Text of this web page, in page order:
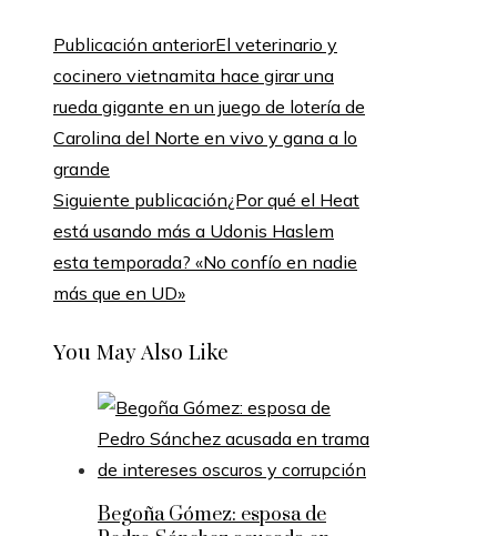
Publicación anteriorEl veterinario y
cocinero vietnamita hace girar una
rueda gigante en un juego de lotería de
Carolina del Norte en vivo y gana a lo
grande
Siguiente publicación¿Por qué el Heat
está usando más a Udonis Haslem
esta temporada? «No confío en nadie
más que en UD»
You May Also Like
Begoña Gómez: esposa de